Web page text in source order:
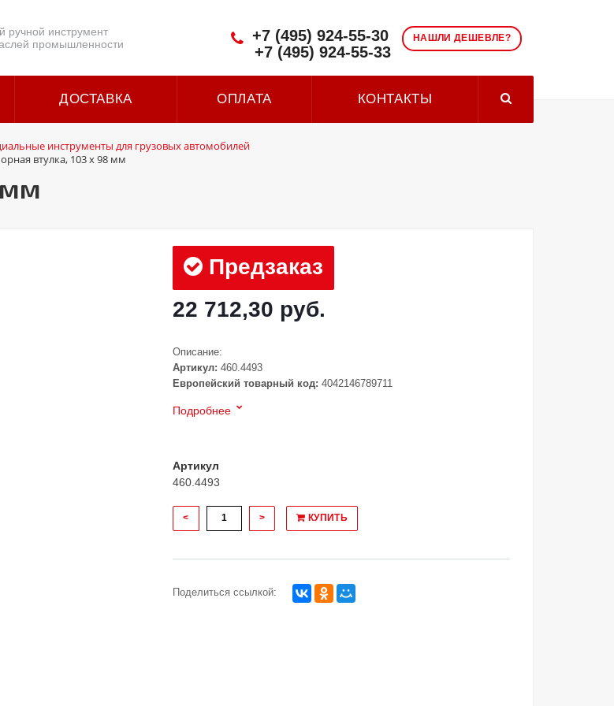
ручной инструмент
промышленности
НАШЛИ ДЕШЕВЛЕ?
+7 (495) 924-55-30
+7 (495) 924-55-33
ДОСТАВКА ОПЛАТА КОНТАКТЫ
инструменты для грузовых автомобилей
втулка, 103 x 98 мм
мм
Предзаказ
22 712,30 руб.
Описание:
Артикул: 460.4493
Европейский товарный код: 4042146789711
Подробнее
Артикул
460.4493
< > КУПИТЬ
Поделиться ссылкой: